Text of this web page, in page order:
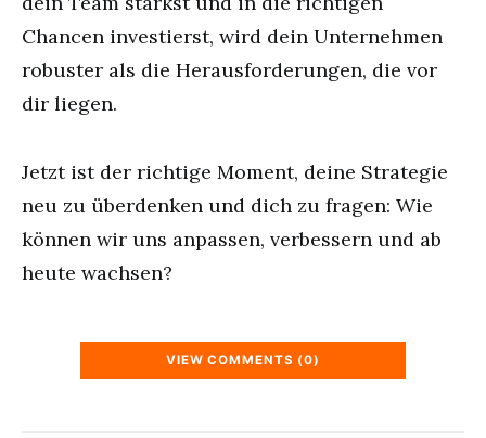
Chancen investierst, wird dein Unternehmen
robuster als die Herausforderungen, die vor
dir liegen.
Jetzt ist der richtige Moment, deine Strategie
neu zu überdenken und dich zu fragen: Wie
können wir uns anpassen, verbessern und ab
heute wachsen?
VIEW COMMENTS (0)